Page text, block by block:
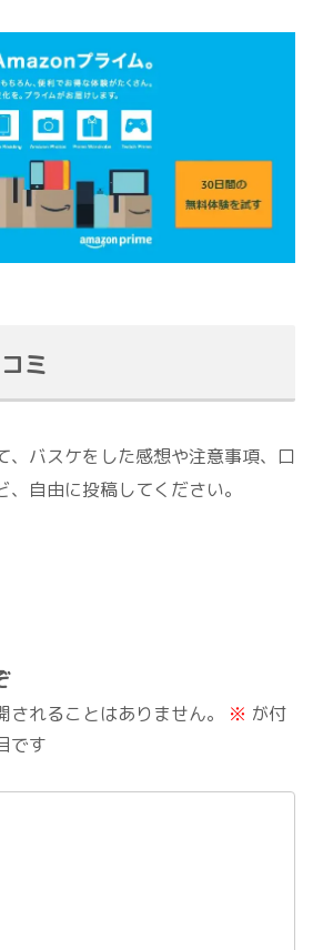
ミ
、バスケをした感想や注意事項、口
自由に投稿してください。
れることはありません。 ※ が付
です